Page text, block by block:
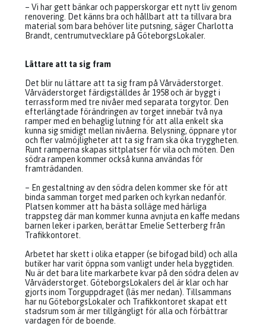
– Vi har gett bänkar och papperskorgar ett nytt liv genom
renovering. Det känns bra och hållbart att ta tillvara bra
material som bara behöver lite putsning, säger Charlotta
Brandt, centrumutvecklare på GöteborgsLokaler.
Lättare att ta sig fram
Det blir nu lättare att ta sig fram på Vårväderstorget.
Vårväderstorget färdigställdes år 1958 och är byggt i
terrassform med tre nivåer med separata torgytor. Den
efterlängtade förändringen av torget innebär två nya
ramper med en behaglig lutning för att alla enkelt ska
kunna sig smidigt mellan nivåerna. Belysning, öppnare ytor
och fler valmöjligheter att ta sig fram ska öka tryggheten.
Runt ramperna skapas sittplatser för vila och möten. Den
södra rampen kommer också kunna användas för
framträdanden.
– En gestaltning av den södra delen kommer ske för att
binda samman torget med parken och kyrkan nedanför.
Platsen kommer att ha bästa solläge med härliga
trappsteg där man kommer kunna avnjuta en kaffe medans
barnen leker i parken, berättar Emelie Setterberg från
Trafikkontoret.
Arbetet har skett i olika etapper (se bifogad bild) och alla
butiker har varit öppna som vanligt under hela byggtiden.
Nu är det bara lite markarbete kvar på den södra delen av
Vårväderstorget. GöteborgsLokalers del är klar och har
gjorts inom Torguppdraget (läs mer nedan). Tillsammans
har nu GöteborgsLokaler och Trafikkontoret skapat ett
stadsrum som är mer tillgängligt för alla och förbättrar
vardagen för de boende.